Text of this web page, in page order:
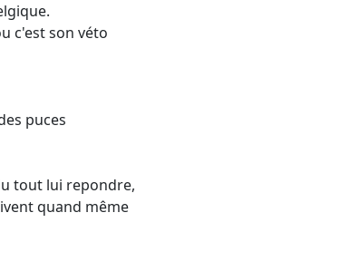
c'est son véto
puces
tout lui repondre,
quand même